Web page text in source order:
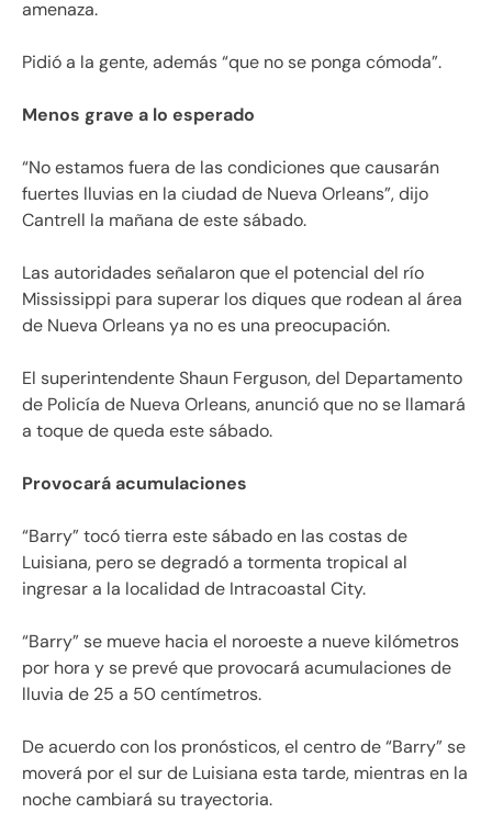
amenaza.
Pidió a la gente, además “que no se ponga cómoda”.
Menos grave a lo esperado
“No estamos fuera de las condiciones que causarán
fuertes lluvias en la ciudad de Nueva Orleans”, dijo
Cantrell la mañana de este sábado.
Las autoridades señalaron que el potencial del río
Mississippi para superar los diques que rodean al área
de Nueva Orleans ya no es una preocupación.
El superintendente Shaun Ferguson, del Departamento
de Policía de Nueva Orleans, anunció que no se llamará
a toque de queda este sábado.
Provocará acumulaciones
“Barry” tocó tierra este sábado en las costas de
Luisiana, pero se degradó a tormenta tropical al
ingresar a la localidad de Intracoastal City.
“Barry” se mueve hacia el noroeste a nueve kilómetros
por hora y se prevé que provocará acumulaciones de
lluvia de 25 a 50 centímetros.
De acuerdo con los pronósticos, el centro de “Barry” se
moverá por el sur de Luisiana esta tarde, mientras en la
noche cambiará su trayectoria.